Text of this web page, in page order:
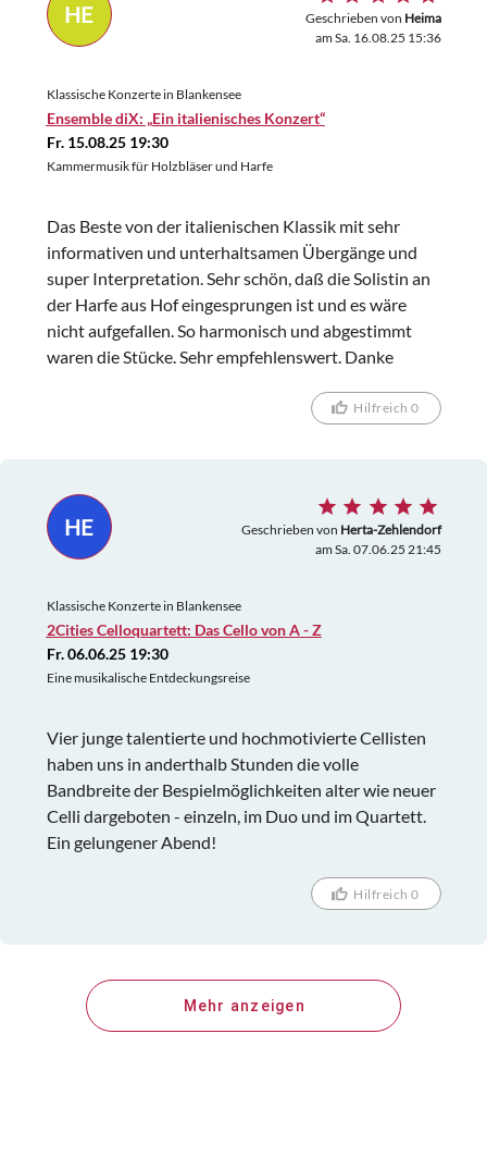
HE Geschrieben von Heima
am Sa. 16.08.25 15:36
Klassische Konzerte in Blankensee
Ensemble diX: „Ein italienisches Konzert“
Fr. 15.08.25 19:30
Kammermusik für Holzbläser und Harfe
Das Beste von der italienischen Klassik mit sehr
informativen und unterhaltsamen Übergänge und
super Interpretation. Sehr schön, daß die Solistin an
der Harfe aus Hof eingesprungen ist und es wäre
nicht aufgefallen. So harmonisch und abgestimmt
waren die Stücke. Sehr empfehlenswert. Danke
Hilfreich 0
HE Geschrieben von Herta-Zehlendorf
am Sa. 07.06.25 21:45
Klassische Konzerte in Blankensee
2Cities Celloquartett: Das Cello von A - Z
Fr. 06.06.25 19:30
Eine musikalische Entdeckungsreise
Vier junge talentierte und hochmotivierte Cellisten
haben uns in anderthalb Stunden die volle
Bandbreite der Bespielmöglichkeiten alter wie neuer
Celli dargeboten - einzeln, im Duo und im Quartett.
Ein gelungener Abend!
Hilfreich 0
Mehr anzeigen